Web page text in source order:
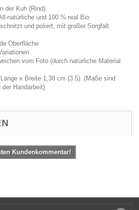
der Kuh (Rind).
natürliche und 100 % real Bio
und poliert, mit großer Sorgfalt
Oberfläche
vom Foto (durch natürliche Material
x Breite 1,38 cm (3.5). (Maße sind
der Handarbeit)
Kundenkommentar!